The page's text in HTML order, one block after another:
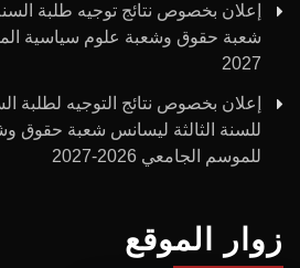
2027
إعلان بخصوص نتائج التوجيه لطلبة
للسنة الثالثة ليسانس شعبة حقوق
للموسم الجامعي 2026-2027
زوار الموقع